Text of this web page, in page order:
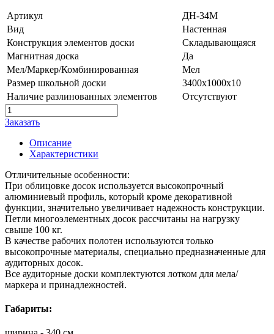
Артикул
ДН-34М
Вид
Настенная
Конструкция элементов доски
Складывающаяся
Магнитная доска
Да
Мел/Маркер/Комбинированная
Мел
Размер школьной доски
3400x1000x10
Наличие разлинованных элементов
Отсутствуют
Заказать
Описание
Характеристики
Отличительные особенности:
При облицовке досок используется высокопрочный
алюминиевый профиль, который кроме декоративной
функции, значительно увеличивает надежность конструкции.
Петли многоэлементных досок рассчитаны на нагрузку
свыше 100 кг.
В качестве рабочих полотен используются только
высокопрочные материалы, специально предназначенные для
аудиторных досок.
Все аудиторные доски комплектуются лотком для мела/
маркера и принадлежностей.
Габариты: